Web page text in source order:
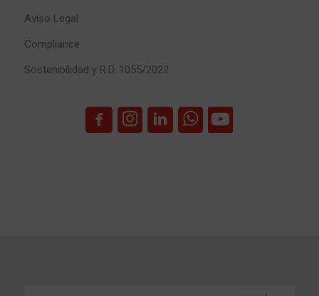
Aviso Legal
Compliance
Sostenibilidad y R.D. 1055/2022